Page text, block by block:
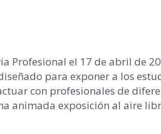
Profesional el 17 de abril de
para exponer a los
con profesionales de
animada exposición al aire